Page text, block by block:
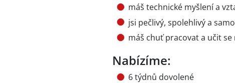
máš technické myšlení a
jsi pečlivý, spolehlivý a
máš chuť pracovat a učit se
Nabízíme:
6 týdnů dovolené